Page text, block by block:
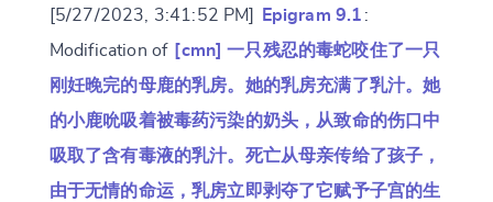
[5/27/2023, 3:41:52 PM] Epigram 9.1 :
Modification of [cmn] 一只残忍的毒蛇咬住了一只
刚妊晚完的母鹿的乳房。她的乳房充满了乳汁。她
的小鹿吮吸着被毒药污染的奶头，从致命的伤口中
吸取了含有毒液的乳汁。死亡从母亲传给了孩子，
由于无情的命运，乳房立即剥夺了它赋予子宫的生